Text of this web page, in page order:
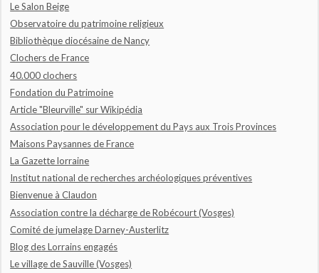
Le Salon Beige
Observatoire du patrimoine religieux
Bibliothèque diocésaine de Nancy
Clochers de France
40.000 clochers
Fondation du Patrimoine
Article "Bleurville" sur Wikipédia
Association pour le développement du Pays aux Trois Provinces
Maisons Paysannes de France
La Gazette lorraine
Institut national de recherches archéologiques préventives
Bienvenue à Claudon
Association contre la décharge de Robécourt (Vosges)
Comité de jumelage Darney-Austerlitz
Blog des Lorrains engagés
Le village de Sauville (Vosges)